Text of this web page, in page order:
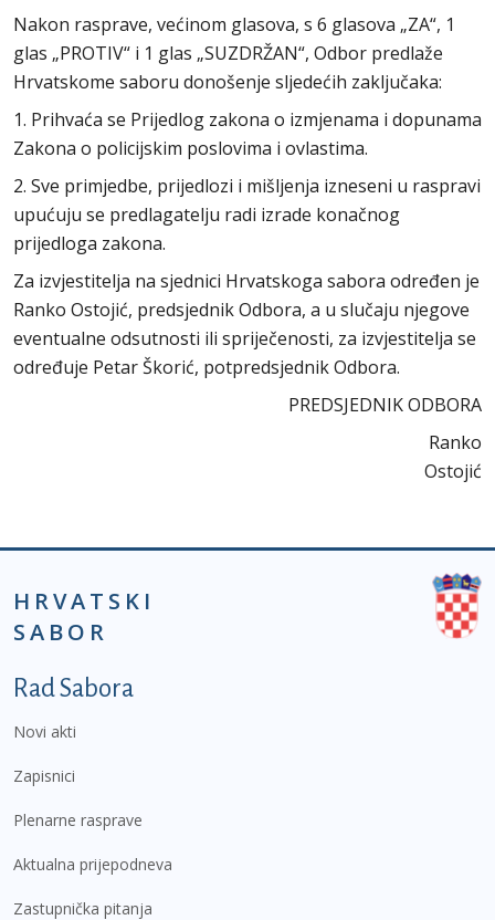
Nakon rasprave, većinom glasova, s 6 glasova „ZA“, 1
glas „PROTIV“ i 1 glas „SUZDRŽAN“, Odbor predlaže
Hrvatskome saboru donošenje sljedećih zaključaka:
1. Prihvaća se Prijedlog zakona o izmjenama i dopunama
Zakona o policijskim poslovima i ovlastima.
2. Sve primjedbe, prijedlozi i mišljenja izneseni u raspravi
upućuju se predlagatelju radi izrade konačnog
prijedloga zakona.
Za izvjestitelja na sjednici Hrvatskoga sabora određen je
Ranko Ostojić, predsjednik Odbora, a u slučaju njegove
eventualne odsutnosti ili spriječenosti, za izvjestitelja se
određuje Petar Škorić, potpredsjednik Odbora.
PREDSJEDNIK ODBORA
Ranko
Ostojić
HRVATSKI
SABOR
Podnožje prvi izbornik
Rad Sabora
Novi akti
Zapisnici
Plenarne rasprave
Aktualna prijepodneva
Zastupnička pitanja